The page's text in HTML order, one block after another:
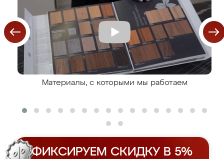
Материалы, с которыми мы работаем
ФИКСИРУЕМ СКИДКУ В 5%